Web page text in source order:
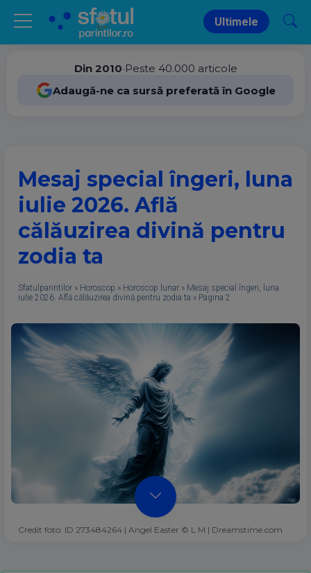
Ultimele
Din 2010•Peste 40.000 articole
Adaugă-ne ca sursă preferată în Google
Mesaj special îngeri, luna
iulie 2026. Află
călăuzirea divină pentru
zodia ta
Sfatulparintilor » Horoscop » Horoscop lunar » Mesaj special îngeri, luna
iulie 2026. Află călăuzirea divină pentru zodia ta » Pagina 2
Credit foto: ID 273484264 | Angel Easter © L M | Dreamstime.com